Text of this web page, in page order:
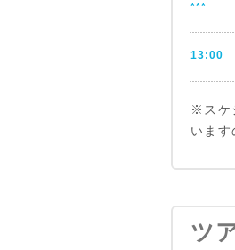
***
13:00
※スケ
います
ツ